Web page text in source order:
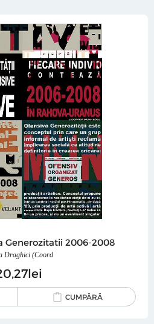
Generozitatii 2006-2008
Draghici (Coord
27lei
CUMPĂRĂ